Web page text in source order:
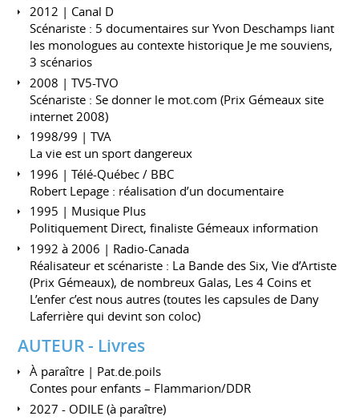
2012 | Canal D
Scénariste : 5 documentaires sur Yvon Deschamps liant
les monologues au contexte historique Je me souviens,
3 scénarios
2008 | TV5-TVO
Scénariste : Se donner le mot.com (Prix Gémeaux site
internet 2008)
1998/99 | TVA
La vie est un sport dangereux
1996 | Télé-Québec / BBC
Robert Lepage : réalisation d’un documentaire
1995 | Musique Plus
Politiquement Direct, finaliste Gémeaux information
1992 à 2006 | Radio-Canada
Réalisateur et scénariste : La Bande des Six, Vie d’Artiste
(Prix Gémeaux), de nombreux Galas, Les 4 Coins et
L’enfer c’est nous autres (toutes les capsules de Dany
Laferrière qui devint son coloc)
AUTEUR - Livres
À paraître | Pat.de.poils
Contes pour enfants – Flammarion/DDR
2027 - ODILE (à paraître)